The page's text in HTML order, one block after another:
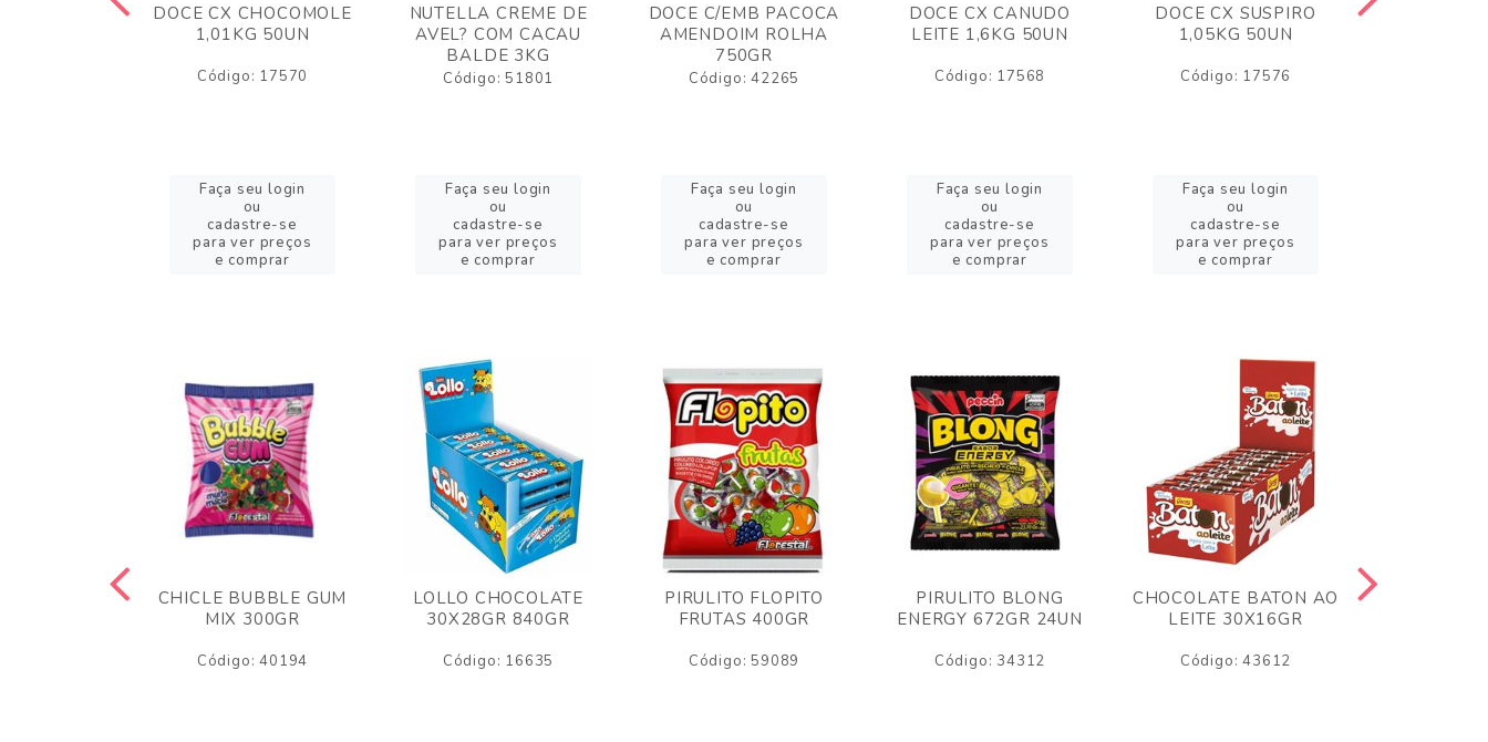
DOCE CX CHOCOMOLE
1,01KG 50UN
Código: 17570
Faça seu login
ou
cadastre-se
para ver preços
e comprar
NUTELLA CREME DE
AVEL? COM CACAU
BALDE 3KG
Código: 51801
Faça seu login
ou
cadastre-se
para ver preços
e comprar
DOCE C/EMB PACOCA
AMENDOIM ROLHA
750GR
Código: 42265
Faça seu login
ou
cadastre-se
para ver preços
e comprar
DOCE CX CANUDO
LEITE 1,6KG 50UN
Código: 17568
Faça seu login
ou
cadastre-se
para ver preços
e comprar
DOCE CX SUSPIRO
1,05KG 50UN
Código: 17576
Faça seu login
ou
cadastre-se
para ver preços
e comprar
CHICLE BUBBLE GUM
MIX 300GR
Código: 40194
LOLLO CHOCOLATE
30X28GR 840GR
Código: 16635
PIRULITO FLOPITO
FRUTAS 400GR
Código: 59089
PIRULITO BLONG
ENERGY 672GR 24UN
Código: 34312
CHOCOLATE BATON AO
LEITE 30X16GR
Código: 43612